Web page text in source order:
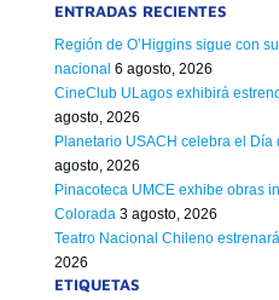
ENTRADAS RECIENTES
Región de O’Higgins sigue con
nacional 6 agosto, 2026
CineClub ULagos exhibirá
agosto, 2026
Planetario USACH celebra el
agosto, 2026
Pinacoteca UMCE exhibe obras
Colorada 3 agosto, 2026
Teatro Nacional Chileno
2026
ETIQUETAS